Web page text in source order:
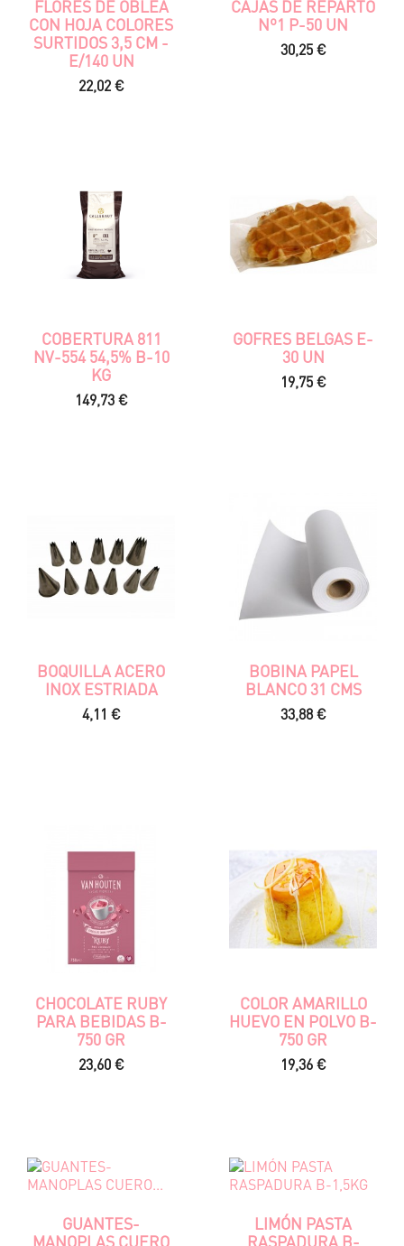
FLORES DE OBLEA
CON HOJA COLORES
SURTIDOS 3,5 CM -
E/140 UN
Precio
22,02 €
CAJAS DE REPARTO
Nº1 P-50 UN
Precio
30,25 €
COBERTURA 811
NV-554 54,5% B-10
KG
Precio
149,73 €
GOFRES BELGAS E-
30 UN
Precio
19,75 €
BOQUILLA ACERO
INOX ESTRIADA
Precio
4,11 €
BOBINA PAPEL
BLANCO 31 CMS
Precio
33,88 €
CHOCOLATE RUBY
PARA BEBIDAS B-
750 GR
Precio
23,60 €
COLOR AMARILLO
HUEVO EN POLVO B-
750 GR
Precio
19,36 €
GUANTES-
MANOPLAS CUERO
LIMÓN PASTA
RASPADURA B-